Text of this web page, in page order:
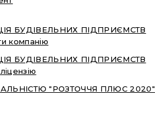
БУДІВЕЛЬНИХ ПІДПРИЄМСТВ
компанію
БУДІВЕЛЬНИХ ПІДПРИЄМСТВ
"РОЗТОЧЧЯ ПЛЮС 2020"